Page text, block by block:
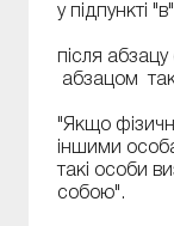
у підпункті
після
абзацом
"Якщо
іншими
такі особи
собою".